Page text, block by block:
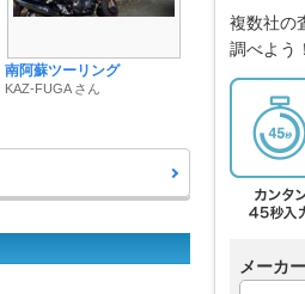
南阿蘇ツーリング
KAZ-FUGA さん
複数社の
調べよう！
メーカー